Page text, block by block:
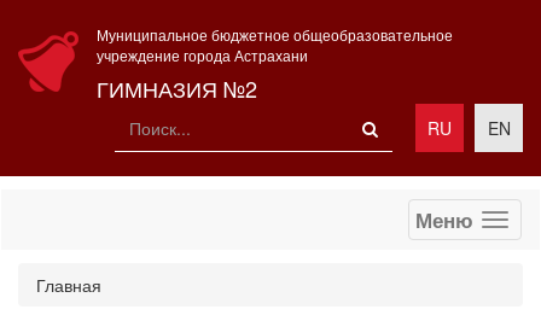
Муниципальное бюджетное общеобразовательное
учреждение города Астрахани
ГИМНАЗИЯ №2
RU EN
Меню
Главная